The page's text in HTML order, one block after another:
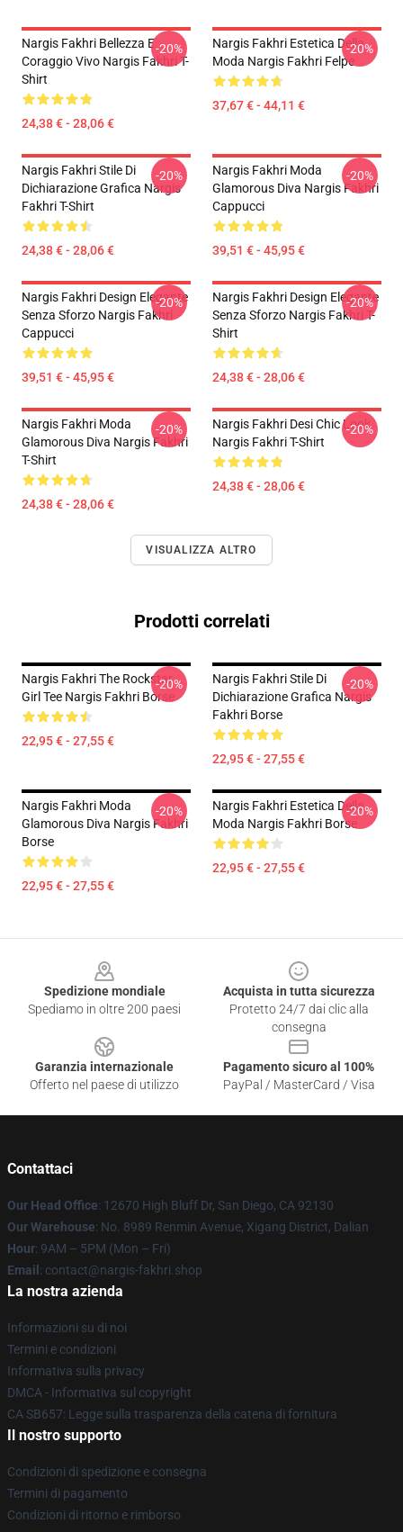
Nargis Fakhri Bellezza E
Coraggio Vivo Nargis Fakhri T-
Shirt
24,38 € - 28,06 €
-20%
Nargis Fakhri Estetica Della
Moda Nargis Fakhri Felpe
37,67 € - 44,11 €
-20%
Nargis Fakhri Stile Di
Dichiarazione Grafica Nargis
Fakhri T-Shirt
24,38 € - 28,06 €
-20%
Nargis Fakhri Moda
Glamorous Diva Nargis Fakhri
Cappucci
39,51 € - 45,95 €
-20%
Nargis Fakhri Design Elegante
Senza Sforzo Nargis Fakhri
Cappucci
39,51 € - 45,95 €
-20%
Nargis Fakhri Design Elegante
Senza Sforzo Nargis Fakhri T-
Shirt
24,38 € - 28,06 €
-20%
Nargis Fakhri Moda
Glamorous Diva Nargis Fakhri
T-Shirt
24,38 € - 28,06 €
-20%
Nargis Fakhri Desi Chic Look
Nargis Fakhri T-Shirt
24,38 € - 28,06 €
-20%
VISUALIZZA ALTRO
Prodotti correlati
Nargis Fakhri The Rockstar
Girl Tee Nargis Fakhri Borse
22,95 € - 27,55 €
-20%
Nargis Fakhri Stile Di
Dichiarazione Grafica Nargis
Fakhri Borse
22,95 € - 27,55 €
-20%
Nargis Fakhri Moda
Glamorous Diva Nargis Fakhri
Borse
22,95 € - 27,55 €
-20%
Nargis Fakhri Estetica Della
Moda Nargis Fakhri Borse
22,95 € - 27,55 €
-20%
Spedizione mondiale
Spediamo in oltre 200 paesi
Acquista in tutta sicurezza
Protetto 24/7 dai clic alla
consegna
Garanzia internazionale
Offerto nel paese di utilizzo
Pagamento sicuro al 100%
PayPal / MasterCard / Visa
Contattaci
Our Head Office: 12670 High Bluff Dr, San Diego, CA 92130
Our Warehouse: No. 8989 Renmin Avenue, Xigang District, Dalian
Hour: 9AM – 5PM (Mon – Fri)
Email : contact@nargis-fakhri.shop
La nostra azienda
Informazioni su di noi
Termini e condizioni
Informativa sulla privacy
DMCA - Informativa sul copyright
CA SB657: Legge sulla trasparenza della catena di fornitura
Il nostro supporto
Condizioni di spedizione e consegna
Termini di pagamento
Condizioni di ritorno e rimborso